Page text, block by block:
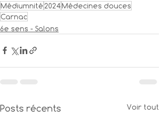
Médiumnité 2024Médecines douces
Carnac
6e sens - Salons
Posts récents Voir tout